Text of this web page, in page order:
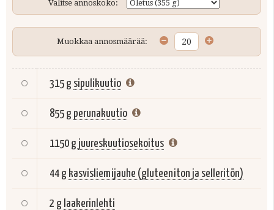
Valitse annoskoko:
Muokkaa annosmäärää:
315 g sipulikuutio
855 g perunakuutio
1150 g juureskuutiosekoitus
44 g kasvisliemijauhe (gluteeniton ja selleritön)
2 g laakerinlehti